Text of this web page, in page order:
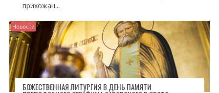
прихожан...
Новости
БОЖЕСТВЕННАЯ ЛИТУРГИЯ В ДЕНЬ ПАМЯТИ